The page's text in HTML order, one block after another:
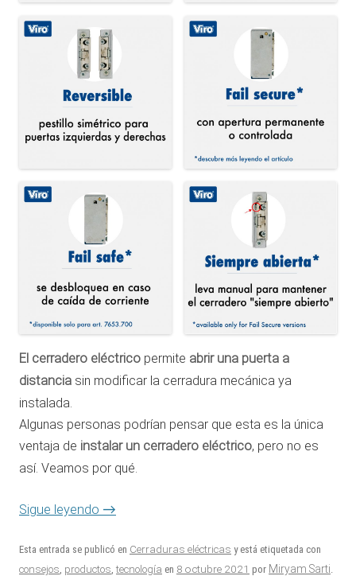
El cerradero eléctrico permite abrir una puerta a
distancia sin modificar la cerradura mecánica ya
instalada.
Algunas personas podrían pensar que esta es la única
ventaja de instalar un cerradero eléctrico, pero no es
así. Veamos por qué.
Sigue leyendo →
Esta entrada se publicó en Cerraduras eléctricas y está etiquetada con
consejos productos tecnología en 8 octubre 2021 por Miryam Sarti